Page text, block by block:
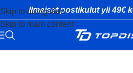
Skip to navigation
Skip to main content
Ilmaiset postikulut yli 49€
Klikkaa suuremmaksi